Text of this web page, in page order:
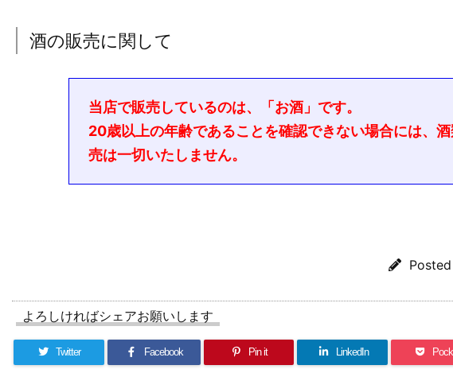
酒の販売に関して
当店で販売しているのは、「お酒」です。
20歳以上の年齢であることを確認できない場合には、
売は一切いたしません。
よろしければシェアお願いします
Twitter Facebook Pin it LinkedIn